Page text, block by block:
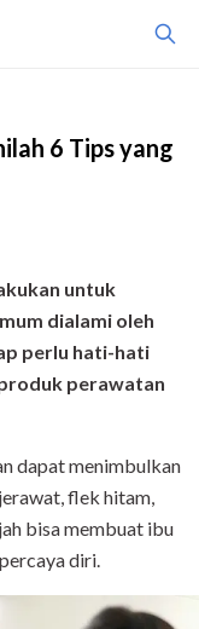
6 Tips yang
untuk
dialami oleh
perlu hati-hati
perawatan
dapat menimbulkan
flek hitam,
bisa membuat ibu
diri.